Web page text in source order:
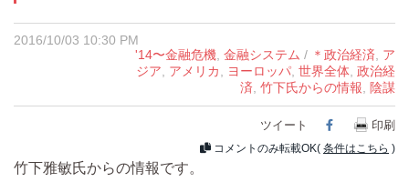
2016/10/03 10:30 PM
'14〜金融危機, 金融システム / ＊政治経済, ア
ジア, アメリカ, ヨーロッパ, 世界全体, 政治経
済, 竹下氏からの情報, 陰謀
ツイート Facebook
印刷
コメントのみ転載OK( 条件はこちら )
竹下雅敏氏からの情報です。